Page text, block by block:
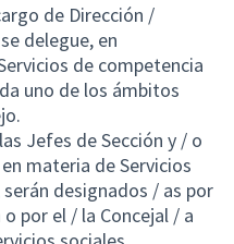
de Dirección /
delegue, en
de competencia
uno de los ámbitos
Jefes de Sección y / o
materia de Servicios
designados / as por
por el / la Concejal / a